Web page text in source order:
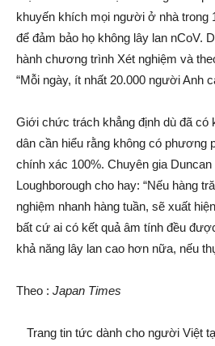
khuyến khích mọi người ở nhà trong
để đảm bảo họ không lây lan nCoV.
hành chương trình Xét nghiệm và
“Mỗi ngày, ít nhất 20.000 người Anh
Giới chức trách khẳng định dù đã có
dân cần hiểu rằng không có phương
chính xác 100%. Chuyên gia
Loughborough cho hay: “Nếu hàng
nghiệm nhanh hàng tuần, sẽ xuất
bất cứ ai có kết quả âm tính đều
khả năng lây lan cao hơn nữa, nếu
Theo : Japan Times
Trang tin tức dành cho người Việt